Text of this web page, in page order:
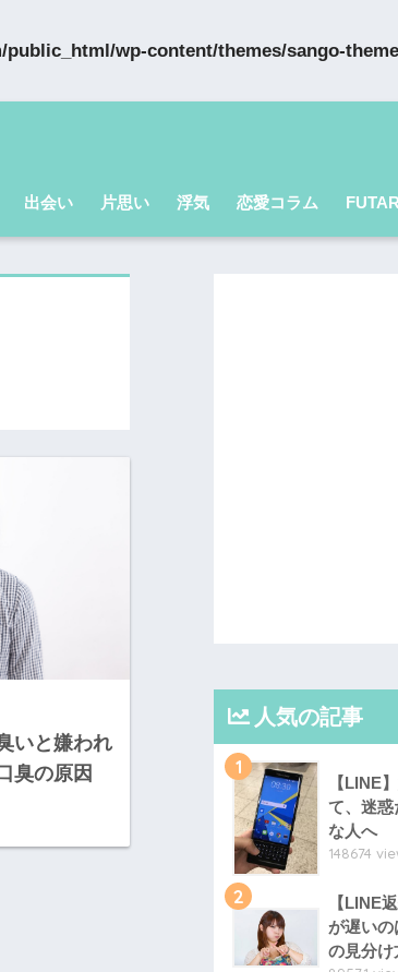
wp-content/themes/sango-
出会い 片思い 浮気 恋愛コラム
いと嫌われ
臭の原因
人気の記事
1
【LINE
て、迷
な人へ
148674
2
【LINE
が遅い
の見分け